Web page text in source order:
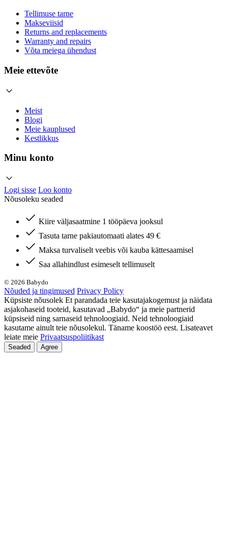
Tellimuse tarne
Makseviisid
Returns and replacements
Warranty and repairs
Võta meiega ühendust
Meie ettevõte
Meist
Blogi
Meie kauplused
Kestlikkus
Minu konto
Logi sisse Loo konto
Nõusoleku seaded
Kiire väljasaatmine 1 tööpäeva jooksul
Tasuta tarne pakiautomaati alates 49 €
Maksa turvaliselt veebis või kauba kättesaamisel
Saa allahindlust esimeselt tellimuselt
© 2026 Babydo
Nõuded ja tingimused Privacy Policy
Küpsiste nõusolek Et parandada teie kasutajakogemust ja näidata
asjakohaseid tooteid, kasutavad „Babydo“ ja meie partnerid
küpsiseid ning sarnaseid tehnoloogiaid. Neid tehnoloogiaid
kasutame ainult teie nõusolekul. Täname koostöö eest. Lisateavet
leiate meie Privaatsuspoliitikast
Seaded Agree